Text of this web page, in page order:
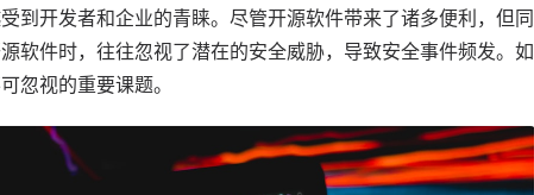
到开发者和企业的青睐。尽管开源软件带来了诸多便利，但同
软件时，往往忽视了潜在的安全威胁，导致安全事件频发。如
忽视的重要课题。